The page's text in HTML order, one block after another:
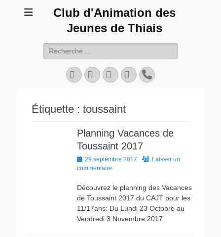
Club d'Animation des
Jeunes de Thiais
Rechercher :
Facebook
TwitterYouTubeInstagram
Tél
Étiquette : toussaint
Planning Vacances de
Toussaint 2017
Posted
on
29 septembre 2017
Laisser un
commentaire
Découvrez le planning des Vacances
de Toussaint 2017 du CAJT pour les
11/17ans: Du Lundi 23 Octobre au
Vendredi 3 Novembre 2017